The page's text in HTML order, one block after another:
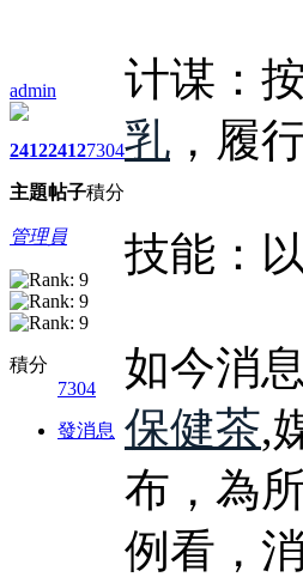
admin
2412
主題
2412
帖子
7304
積分
管理員
積分
7304
發消息
计谋：
乳 ，履
技能：
如今消
保健茶,
布，為
例看，